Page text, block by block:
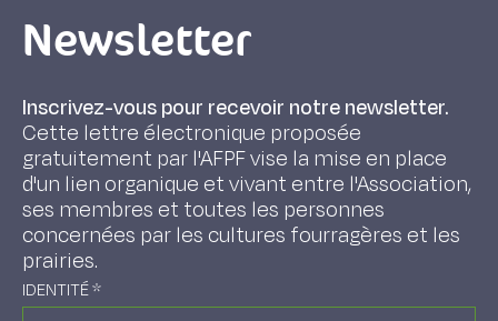
Newsletter
Inscrivez-vous pour recevoir notre newsletter.
Cette lettre électronique proposée
gratuitement par l'AFPF vise la mise en place
d'un lien organique et vivant entre l'Association,
ses membres et toutes les personnes
concernées par les cultures fourragères et les
prairies.
IDENTITÉ*